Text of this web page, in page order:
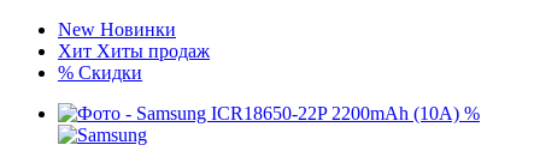
New Новинки
Хит Хиты продаж
% Скидки
%